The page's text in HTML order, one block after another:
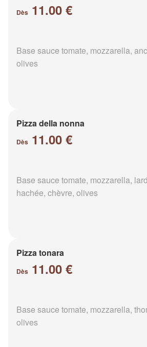
Dès 11.00 €
Base sauce tomate, mozzarella,
olives
Pizza della nonna
Dès 11.00 €
Base sauce tomate, mozzarella,
hachée, chèvre, olives
Pizza tonara
Dès 11.00 €
Base sauce tomate, mozzarella,
olives